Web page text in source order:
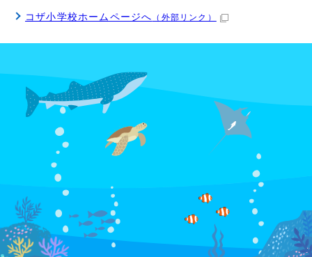
コザ小学校ホームページへ （外部リンク）